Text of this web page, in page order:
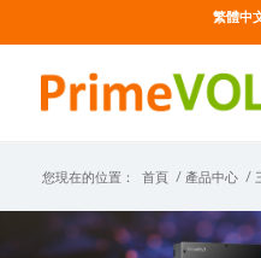
繁體中
您現在的位置： 首頁 / 產品中心 /